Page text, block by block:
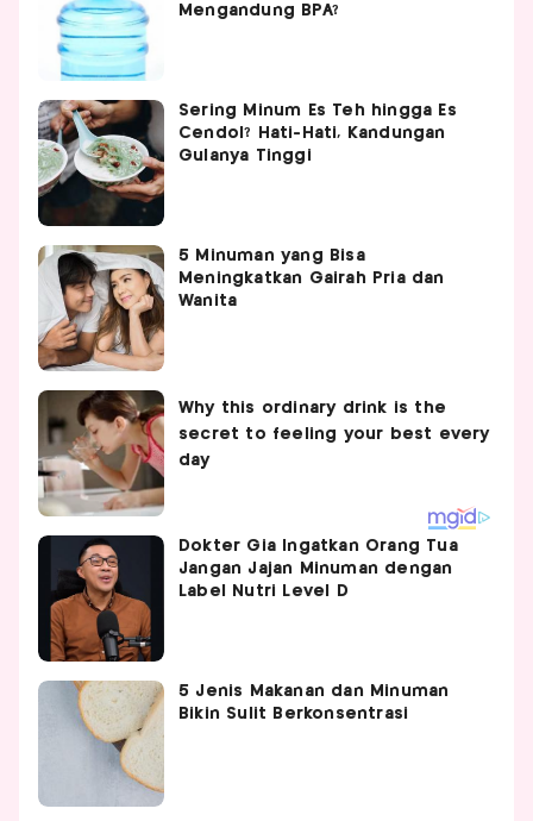
Mengandung BPA?
Sering Minum Es Teh hingga Es
Cendol? Hati-Hati, Kandungan
Gulanya Tinggi
5 Minuman yang Bisa
Meningkatkan Gairah Pria dan
Wanita
Dokter Gia Ingatkan Orang Tua
Jangan Jajan Minuman dengan
Label Nutri Level D
5 Jenis Makanan dan Minuman
Bikin Sulit Berkonsentrasi